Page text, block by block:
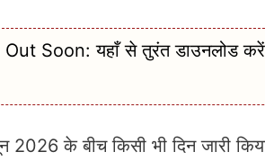
Soon: यहाँ से तुरंत डाउनलोड करें
के बीच किसी भी दिन जारी